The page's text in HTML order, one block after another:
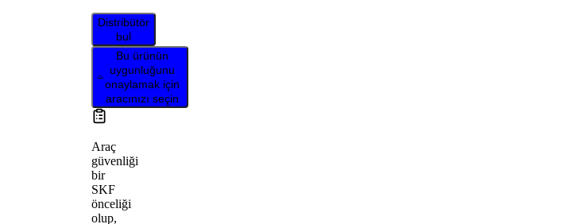
Distribütör
bul
Bu ürünün
uygunluğunu
onaylamak için
aracınızı seçin
Araç
güvenliği
bir
SKF
önceliği
olup,